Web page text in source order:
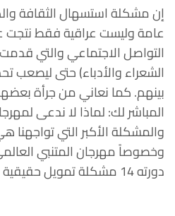
إن مشكلة استسهال الثقافة
عامة وليست عراقية فقط
التواصل الاجتماعي والتي
الشعراء والأدباء) حتى ليصعب
بينهم. كما نعاني من جرأة
المباشر لك: لماذا لا ندعى
والمشكلة الأكبر التي
وخصوصاً مهرجان المتنبي
دورته 14 مشكلة تمويل حقيقية منذ مأساة كورونا.